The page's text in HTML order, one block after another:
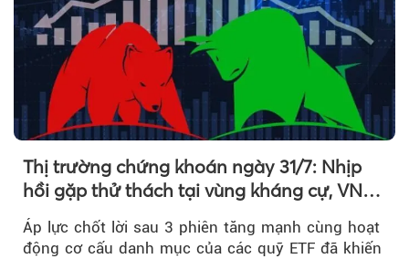
Thị trường chứng khoán ngày 31/7: Nhịp
hồi gặp thử thách tại vùng kháng cự, VN
Index giảm gần 9 điểm trong phiên cuối...
Áp lực chốt lời sau 3 phiên tăng mạnh cùng hoạt
động cơ cấu danh mục của các quỹ ETF đã khiến